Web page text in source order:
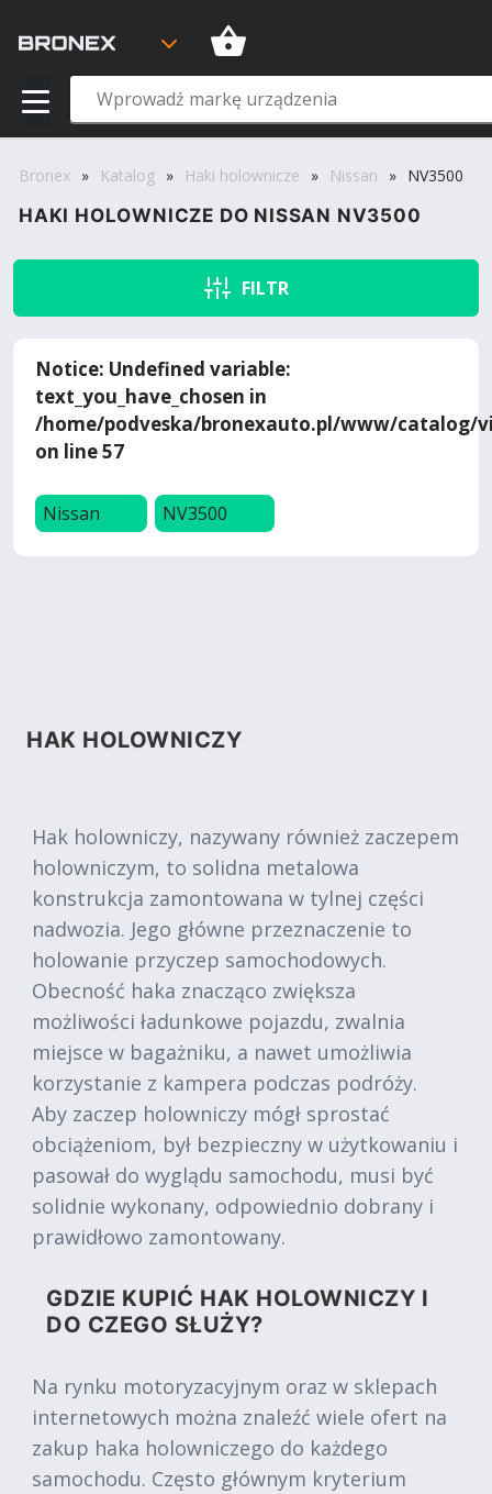
Bronex » Katalog » Haki holownicze » Nissan » NV3500
HAKI HOLOWNICZE DO NISSAN NV3500
FILTR
Notice: Undefined variable:
text_you_have_chosen in
/home/podveska/bronexauto.pl/www/catalog/
on line57
Nissan NV3500
HAK HOLOWNICZY
Hak holowniczy, nazywany również zaczepem
holowniczym, to solidna metalowa
konstrukcja zamontowana w tylnej części
nadwozia. Jego główne przeznaczenie to
holowanie przyczep samochodowych.
Obecność haka znacząco zwiększa
możliwości ładunkowe pojazdu, zwalnia
miejsce w bagażniku, a nawet umożliwia
korzystanie z kampera podczas podróży.
Aby zaczep holowniczy mógł sprostać
obciążeniom, był bezpieczny w użytkowaniu i
pasował do wyglądu samochodu, musi być
solidnie wykonany, odpowiednio dobrany i
prawidłowo zamontowany.
GDZIE KUPIĆ HAK HOLOWNICZY I
DO CZEGO SŁUŻY?
Na rynku motoryzacyjnym oraz w sklepach
internetowych można znaleźć wiele ofert na
zakup haka holowniczego do każdego
samochodu. Często głównym kryterium